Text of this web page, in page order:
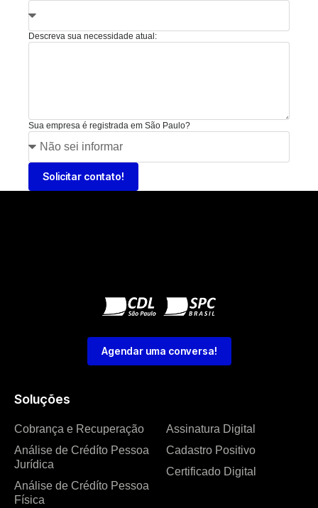
Descreva sua necessidade atual:
Sua empresa é registrada em São Paulo?
Solicitar contato!
Soluções
Cobrança e Recuperação
Análise de Crédíto Pessoa
Jurídica
Análise de Crédíto Pessoa
Física
Assinatura Digital
Cadastro Positivo
Certificado Digital
Agendar uma conversa!